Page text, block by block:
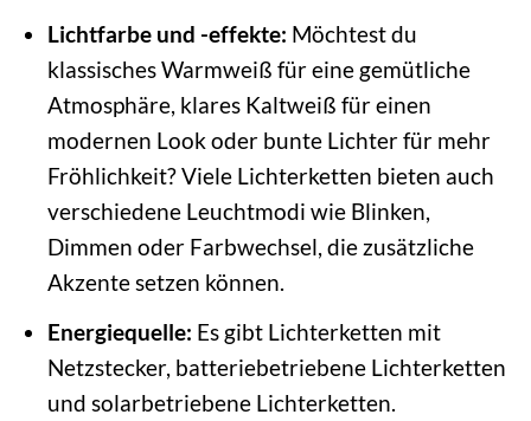
Lichtfarbe und -effekte: Möchtest du
klassisches Warmweiß für eine gemütliche
Atmosphäre, klares Kaltweiß für einen
modernen Look oder bunte Lichter für mehr
Fröhlichkeit? Viele Lichterketten bieten auch
verschiedene Leuchtmodi wie Blinken,
Dimmen oder Farbwechsel, die zusätzliche
Akzente setzen können.
Energiequelle: Es gibt Lichterketten mit
Netzstecker, batteriebetriebene Lichterketten
und solarbetriebene Lichterketten.